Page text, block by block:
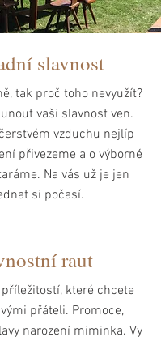
slavnost
tak proč toho nevyužít?
vaši slavnost ven.
vzduchu nejlíp
přivezeme a o výborné
Na vás už je jen
si počasí.
raut
které chcete
přáteli. Promoce,
narození miminka. Vy